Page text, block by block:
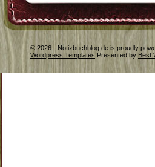
© 2026 - Notizbuchblog.de is proudly
Wordpress Templates Presented by Best